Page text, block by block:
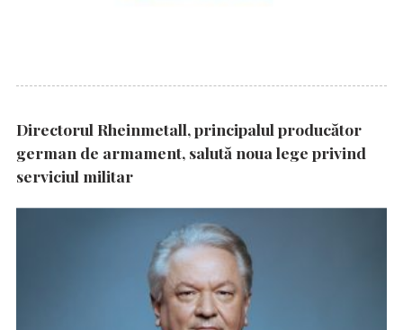
Directorul Rheinmetall, principalul producător
german de armament, salută noua lege privind
serviciul militar